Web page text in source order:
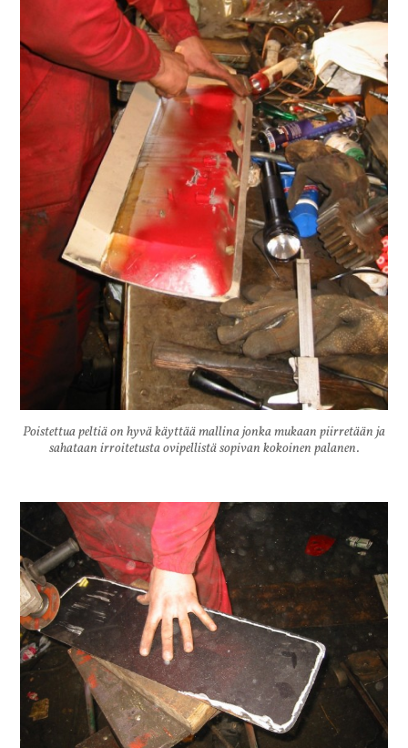
Poistettua peltiä on hyvä käyttää mallina jonka mukaan piirretään ja
sahataan irroitetusta ovipellistä sopivan kokoinen palanen.